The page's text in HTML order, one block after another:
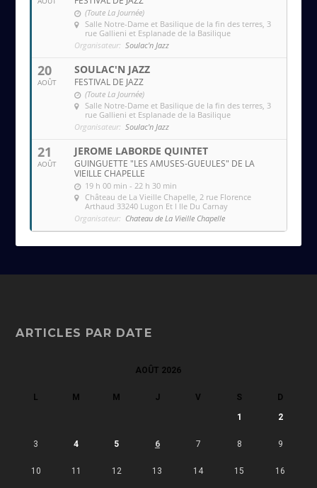
(Toute La Journée)
Salle Notre-Dame et Basilique de la fin des terres, 3
rue Gallieni et Esplanade de la Basilique
Organisateur: Soulac'n Jazz
20
AOÛT
SOULAC'N JAZZ
FESTIVAL DE JAZZ
(Toute La Journée)
Salle Notre-Dame et Basilique de la fin des terres, 3
rue Gallieni et Esplanade de la Basilique
Organisateur: Soulac'n Jazz
21
AOÛT
JEROME LABORDE QUINTET
GUINGUETTE "LES AMUSES-GUEULES" DE LA
VIEILLE CHAPELLE
19 h 00 min - 22 h 30 min
Château de La Vieille Chapelle, 2 rue Florence
Arthaud 33240 Lugon Et l Ile Du Carnay
Organisateur: Chateau de La Vieille Chapelle
ARTICLES PAR DATE
AOÛT 2026
L M M J V S D
1 2
3 4 5 6 7 8 9
10 11 12 13 14 15 16